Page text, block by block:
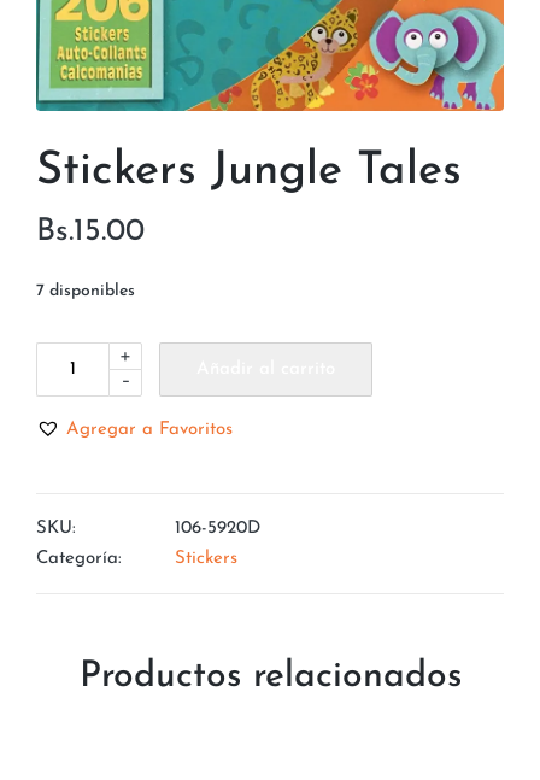
Stickers Jungle Tales
Bs.15.00
7 disponibles
-
+
Agregar a Favoritos
SKU:
106-5920D
Categoría:
Stickers
Productos relacionados